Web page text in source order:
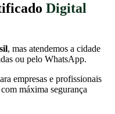
Digital
, mas atendemos a cidade
ou pelo WhatsApp.
empresas e profissionais
máxima segurança